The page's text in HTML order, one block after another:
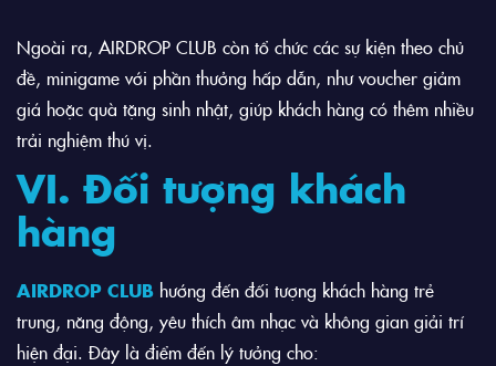
Ngoài ra, AIRDROP CLUB còn tổ chức các sự kiện theo chủ
đề, minigame với phần thưởng hấp dẫn, như voucher giảm
giá hoặc quà tặng sinh nhật, giúp khách hàng có thêm nhiều
trải nghiệm thú vị.
VI. Đối tượng khách
hàng
AIRDROP CLUB hướng đến đối tượng khách hàng trẻ
trung, năng động, yêu thích âm nhạc và không gian giải trí
hiện đại. Đây là điểm đến lý tưởng cho: